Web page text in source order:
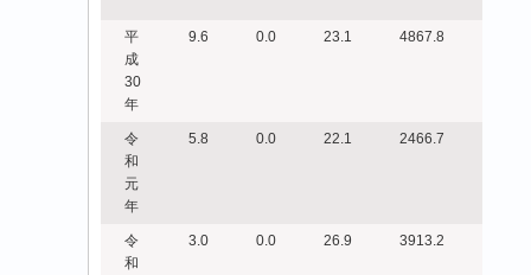
平
成
30
年
9.6 0.0 23.1 4867.8
令
和
元
年
5.8 0.0 22.1 2466.7
令
和
3.0 0.0 26.9 3913.2